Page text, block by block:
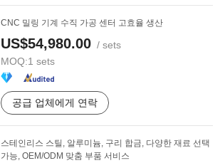
CNC 밀링 기계 수직 가공 센터 고효율 생산
US$54,980.00 / sets
MOQ:1 sets
공급 업체에게 연락
스테인리스 스틸, 알루미늄, 구리 합금, 다양한 재료 선택
가능, OEM/ODM 맞춤 부품 서비스